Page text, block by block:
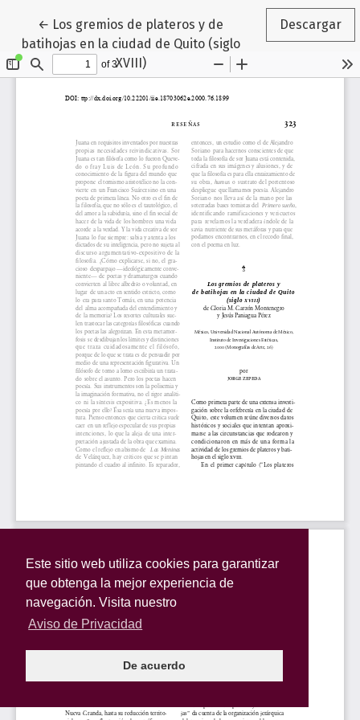
Este sitio web utiliza cookies para garantizar
que obtenga la mejor experiencia de
navegación. Visita nuestro
Aviso de Privacidad
De acuerdo
← Volver a los detalles del artículo
Los gremios de plateros y de
batihojas en la ciudad de Quito (siglo
XVIII)
Descargar